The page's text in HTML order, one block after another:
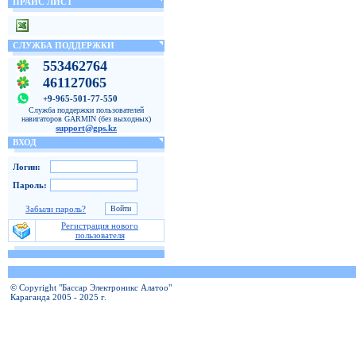
СЛУЖБА ПОДДЕРЖКИ
553462764
461127065
+9-965-501-77-550
Служба поддержки пользователей
навигаторов GARMIN (без выходных)
support@gps.kz
ВХОД
Логин:
Пароль:
Забыли пароль?
Регистрация нового
пользователя
© Copyright "Бассар Электроникс Алатоо"
Караганда 2005 - 2025 г.